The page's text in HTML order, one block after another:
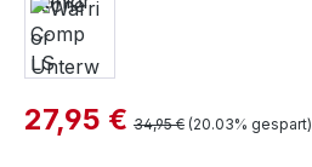
Verkaufspreis:
27,95 € Regulärer Preis:
34,95 € (20.03% gespart)